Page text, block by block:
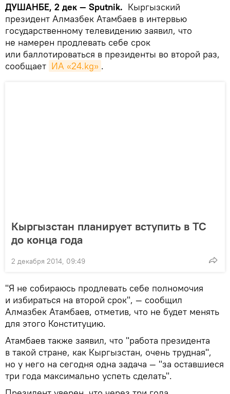
ДУШАНБЕ, 2 дек — Sputnik. Кыргызский
президент Алмазбек Атамбаев в интервью
государственному телевидению заявил, что
не намерен продлевать себе срок
или баллотироваться в президенты во второй раз,
сообщает ИА «24.kg» .
Кыргызстан планирует вступить в ТС
до конца года
2 декабря 2014, 09:49
"Я не собираюсь продлевать себе полномочия
и избираться на второй срок", — сообщил
Алмазбек Атамбаев, отметив, что не будет менять
для этого Конституцию.
Атамбаев также заявил, что "работа президента
в такой стране, как Кыргызстан, очень трудная",
но у него на сегодня одна задача — "за оставшиеся
три года максимально успеть сделать".